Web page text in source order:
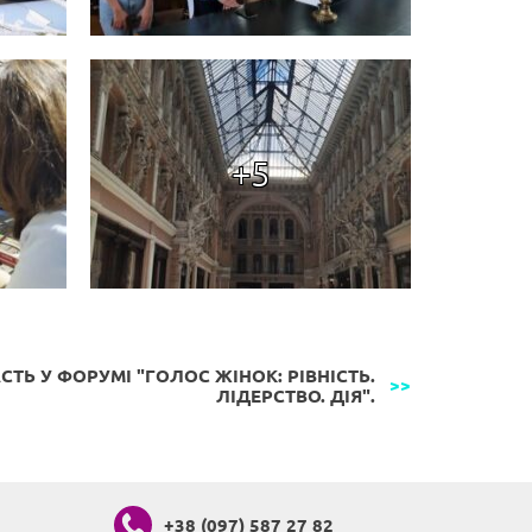
+5
У ФОРУМІ "ГОЛОС ЖІНОК: РІВНІСТЬ.
ЛІДЕРСТВО. ДІЯ".
+38 (097) 587 27 82